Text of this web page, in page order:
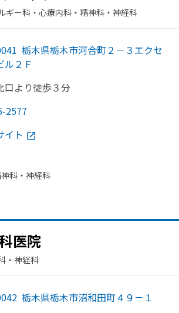
ギー科・​心療内科・​精神科・神経科
栃木県栃木市河合町２－３エクセ
ル２Ｆ
口より徒歩３分
2577
イト
科・神経科
医院
・神経科
栃木県栃木市沼和田町４９－１